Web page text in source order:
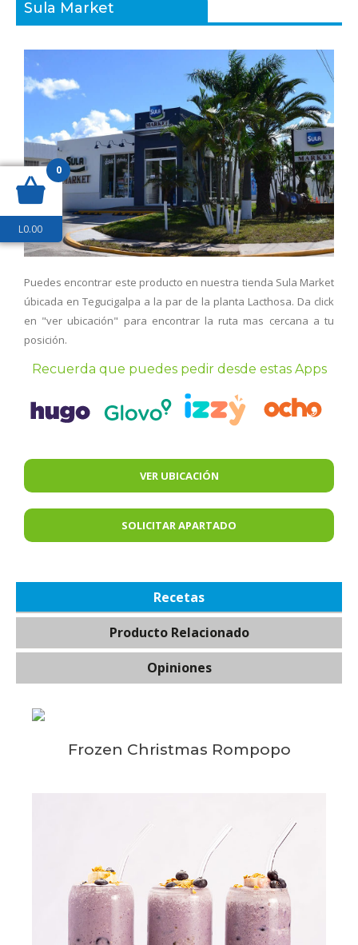
Sula Market
Puedes encontrar este producto en nuestra tienda Sula Market
úbicada en Tegucigalpa a la par de la planta Lacthosa. Da click
en "ver ubicación" para encontrar la ruta mas cercana a tu
posición.
Recuerda que puedes pedir desde estas Apps
VER UBICACIÓN
SOLICITAR APARTADO
Recetas
Producto Relacionado
Opiniones
Frozen Christmas Rompopo
0
L0.00